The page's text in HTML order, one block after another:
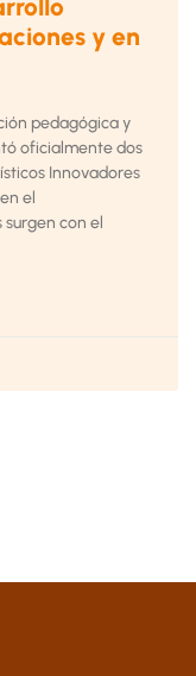
y en
pedagógica y
oficialmente dos
Innovadores
el
con el